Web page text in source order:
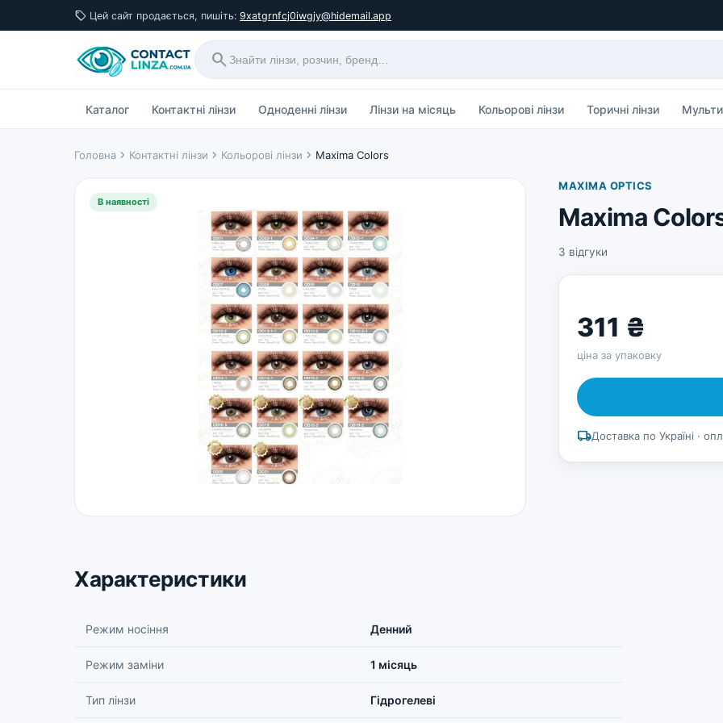
sell Цей сайт продається, пишіть: 9xatgrnfcj0iwgjy@hidemail.app
search
Каталог Контактні лінзи Одноденні лінзи Лінзи на місяць Кольорові лінзи Торичні лінзи
Головна chevron_right Контактні лінзи chevron_right Кольорові лінзи chevron_right Maxima Colors
В наявності
MAXIMA OPTICS
Maxima
3 відгуки
311 ₴
ціна за упаковку
local_shippingДоставка по Україні ·
Характеристики
Режим носіння Денний
Режим заміни 1 місяць
Тип лінзи Гідрогелеві